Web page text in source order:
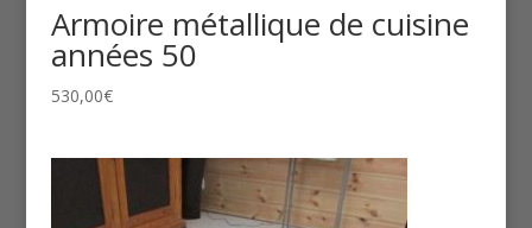
Armoire métallique de cuisine
années 50
530,00€